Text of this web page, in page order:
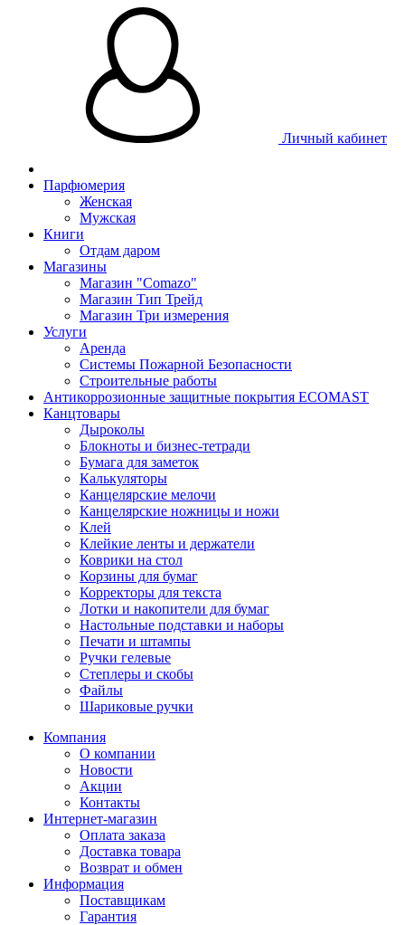
Личный кабинет
Парфюмерия
Женская
Мужская
Книги
Отдам даром
Магазины
Магазин "Comazo"
Магазин Тип Трейд
Магазин Три измерения
Услуги
Аренда
Системы Пожарной Безопасности
Строительные работы
Антикоррозионные защитные покрытия ECOMAST
Канцтовары
Дыроколы
Блокноты и бизнес-тетради
Бумага для заметок
Калькуляторы
Канцелярские мелочи
Канцелярские ножницы и ножи
Клей
Клейкие ленты и держатели
Коврики на стол
Корзины для бумаг
Корректоры для текста
Лотки и накопители для бумаг
Настольные подставки и наборы
Печати и штампы
Ручки гелевые
Степлеры и скобы
Файлы
Шариковые ручки
Компания
О компании
Новости
Акции
Контакты
Интернет-магазин
Оплата заказа
Доставка товара
Возврат и обмен
Информация
Поставщикам
Гарантия